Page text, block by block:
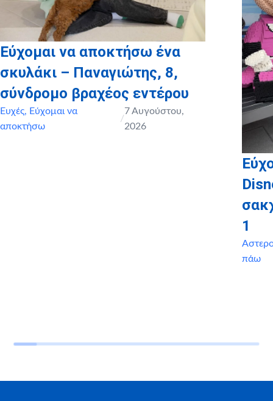
Εύχομαι να αποκτήσω ένα
σκυλάκι – Παναγιώτης, 8,
σύνδρομο βραχέος εντέρου
Ευχές, Εύχομαι να
αποκτήσω
/
7 Αυγούστου,
2026
1
πάω